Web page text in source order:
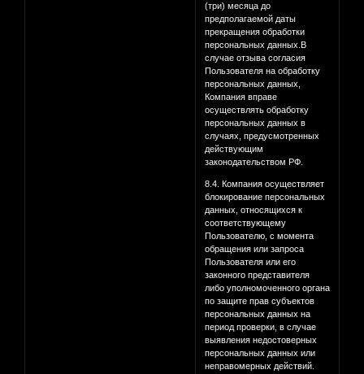
(три) месяца до
предполагаемой даты
прекращения обработки
персональных данных.В
случае отзыва согласия
Пользователя на обработку
персональных данных,
Компания вправе
осуществлять обработку
персональных данных в
случаях, предусмотренных
действующим
законодательством РФ.
8.4. Компания осуществляет
блокирование персональных
данных, относящихся к
соответствующему
Пользователю, с момента
обращения или запроса
Пользователя или его
законного представителя
либо уполномоченного органа
по защите прав субъектов
персональных данных на
период проверки, в случае
выявления недостоверных
персональных данных или
неправомерных действий.